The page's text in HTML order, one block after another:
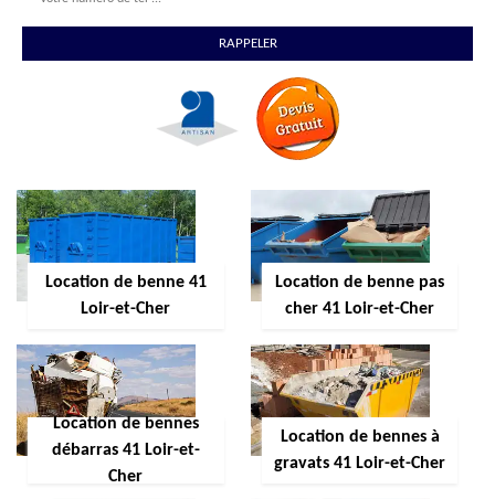
Location de benne 41
Loir-et-Cher
Location de benne pas
cher 41 Loir-et-Cher
Location de bennes
débarras 41 Loir-et-
Cher
Location de bennes à
gravats 41 Loir-et-Cher